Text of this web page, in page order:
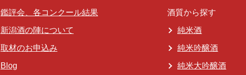
鑑評会、各コンクール結果
新潟酒の陣について
取材のお申込み
Blog
酒質から探す
純米酒
純米吟醸酒
純米大吟醸酒